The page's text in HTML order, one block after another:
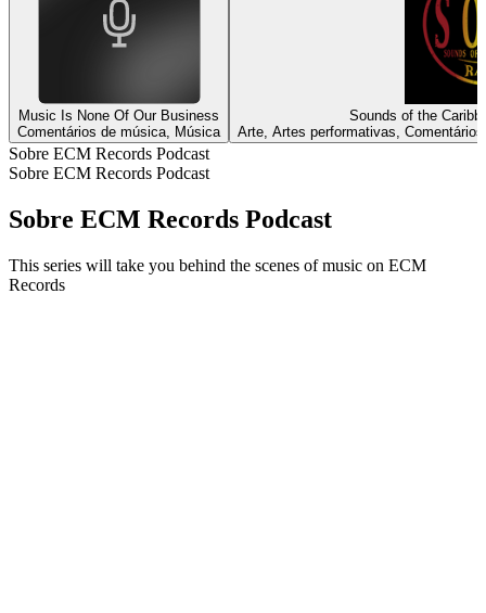
Music Is None Of Our Business
Comentários de música, Música
Sounds of the
Arte, Artes performativas,
Sobre ECM Records Podcast
Sobre ECM Records Podcast
Sobre ECM Records Podcast
This series will take you behind the scenes of music on ECM
Records